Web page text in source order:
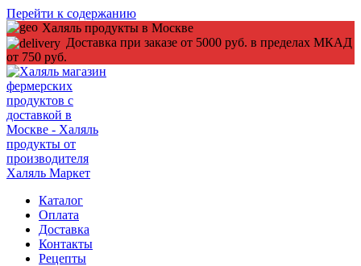
Перейти к содержанию
Халяль продукты в Москве
Доставка при заказе от 5000 руб. в пределах МКАД
от 750 руб.
Каталог
Оплата
Доставка
Контакты
Рецепты